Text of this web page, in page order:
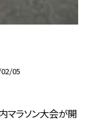
05
マラソン大会が開